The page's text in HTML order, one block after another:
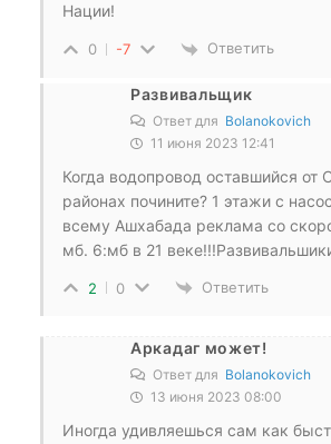
Нации!
0 -7 Ответить
Развивальщик
Ответ для Bolanokovich
11 июня 2023 12:41
Когда водопровод оставшийся от
районах почините? 1 этажи с
всему Ашхабада реклама со
мб. 6:мб в 21
2 0 Ответить
Аркадаг может!
Ответ для Bolanokovich
13 июня 2023 08:00
Иногда удивляешься сам как